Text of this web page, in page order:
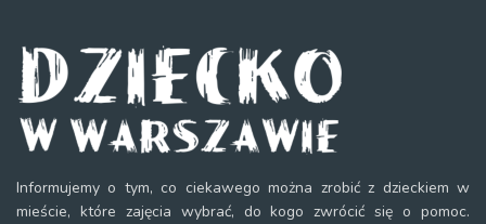
Informujemy o tym, co ciekawego można zrobić z dzieckiem w
mieście, które zajęcia wybrać, do kogo zwrócić się o pomoc.